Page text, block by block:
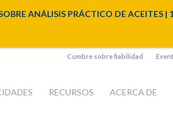
Cumbre sobre fiabilidad
RECURSOS ACERCA DE
ANÁLISIS PRÁCTICO DE ACEITES |